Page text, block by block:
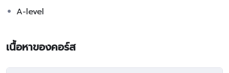
A-level
เนื้อหาของคอร์ส